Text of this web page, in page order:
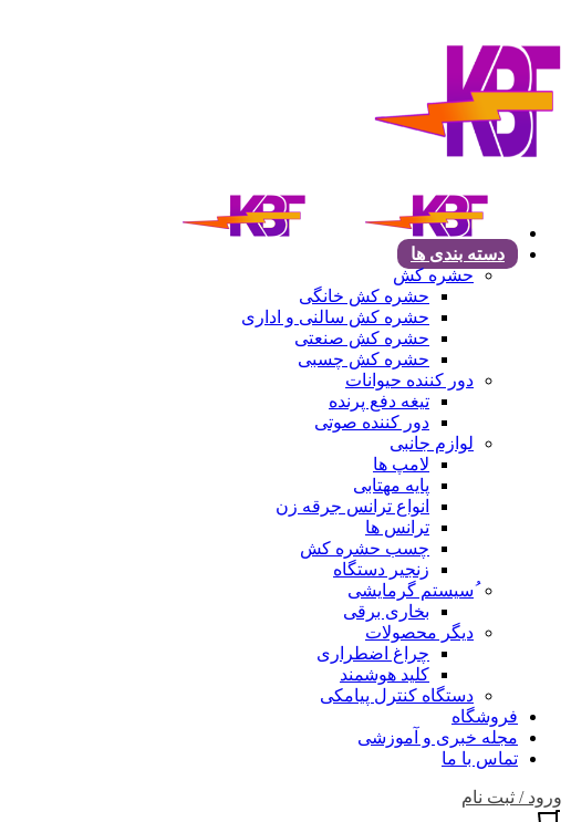
دسته بندی ها
حشره کش
حشره کش خانگی
حشره کش سالنی و اداری
حشره کش صنعتی
حشره کش چسبی
دور کننده حیوانات
تیغه دفع پرنده
دور کننده صوتی
لوازم جانبی
لامپ ها
پایه مهتابی
انواع ترانس جرقه زن
ترانس ها
چسب حشره کش
زنجیر دستگاه
ُسیستم گرمایشی
بخاری برقی
دیگر محصولات
چراغ اضطراری
کلید هوشمند
دستگاه کنترل پیامکی
فروشگاه
مجله خبری و آموزشی
تماس با ما
ورود / ثبت نام